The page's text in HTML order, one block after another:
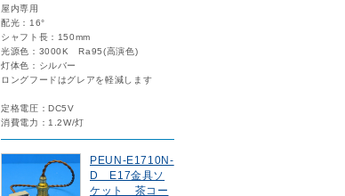
屋内専用
配光：16°
シャフト長：150mm
光源色：3000K Ra95(高演色)
灯体色：シルバー
ロングフードはグレアを軽減します
定格電圧：DC5V
消費電力：1.2W/灯
PEUN-E1710N-
D E17金具ソ
ケット 茶コー